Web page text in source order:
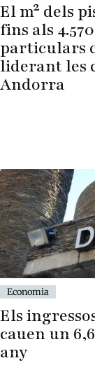
El m² dels
fins als
particulars
liderant les
Andorra
Economia
Els
cauen un
any